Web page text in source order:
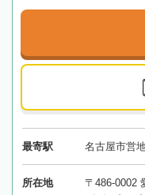
最寄駅 名古屋市営
所在地
〒486-0002